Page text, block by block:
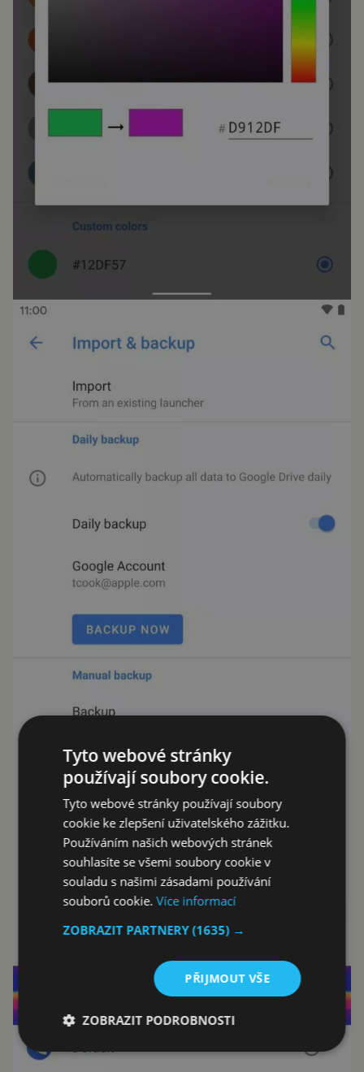
Tyto webové stránky
používají soubory cookie.
Tyto webové stránky používají soubory
cookie ke zlepšení uživatelského zážitku.
Používáním našich webových stránek
souhlasíte se všemi soubory cookie v
souladu s našimi zásadami používání
souborů cookie.Více informací
ZOBRAZIT PARTNERY(1635) →
PŘIJMOUT VŠE
ZOBRAZIT PODROBNOSTI